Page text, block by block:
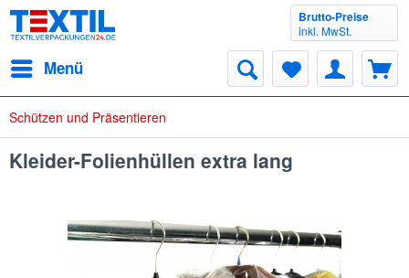
Menü
Brutto-Preise
inkl. MwSt.
Schützen und Präsentieren
Kleider-Folienhüllen extra lang